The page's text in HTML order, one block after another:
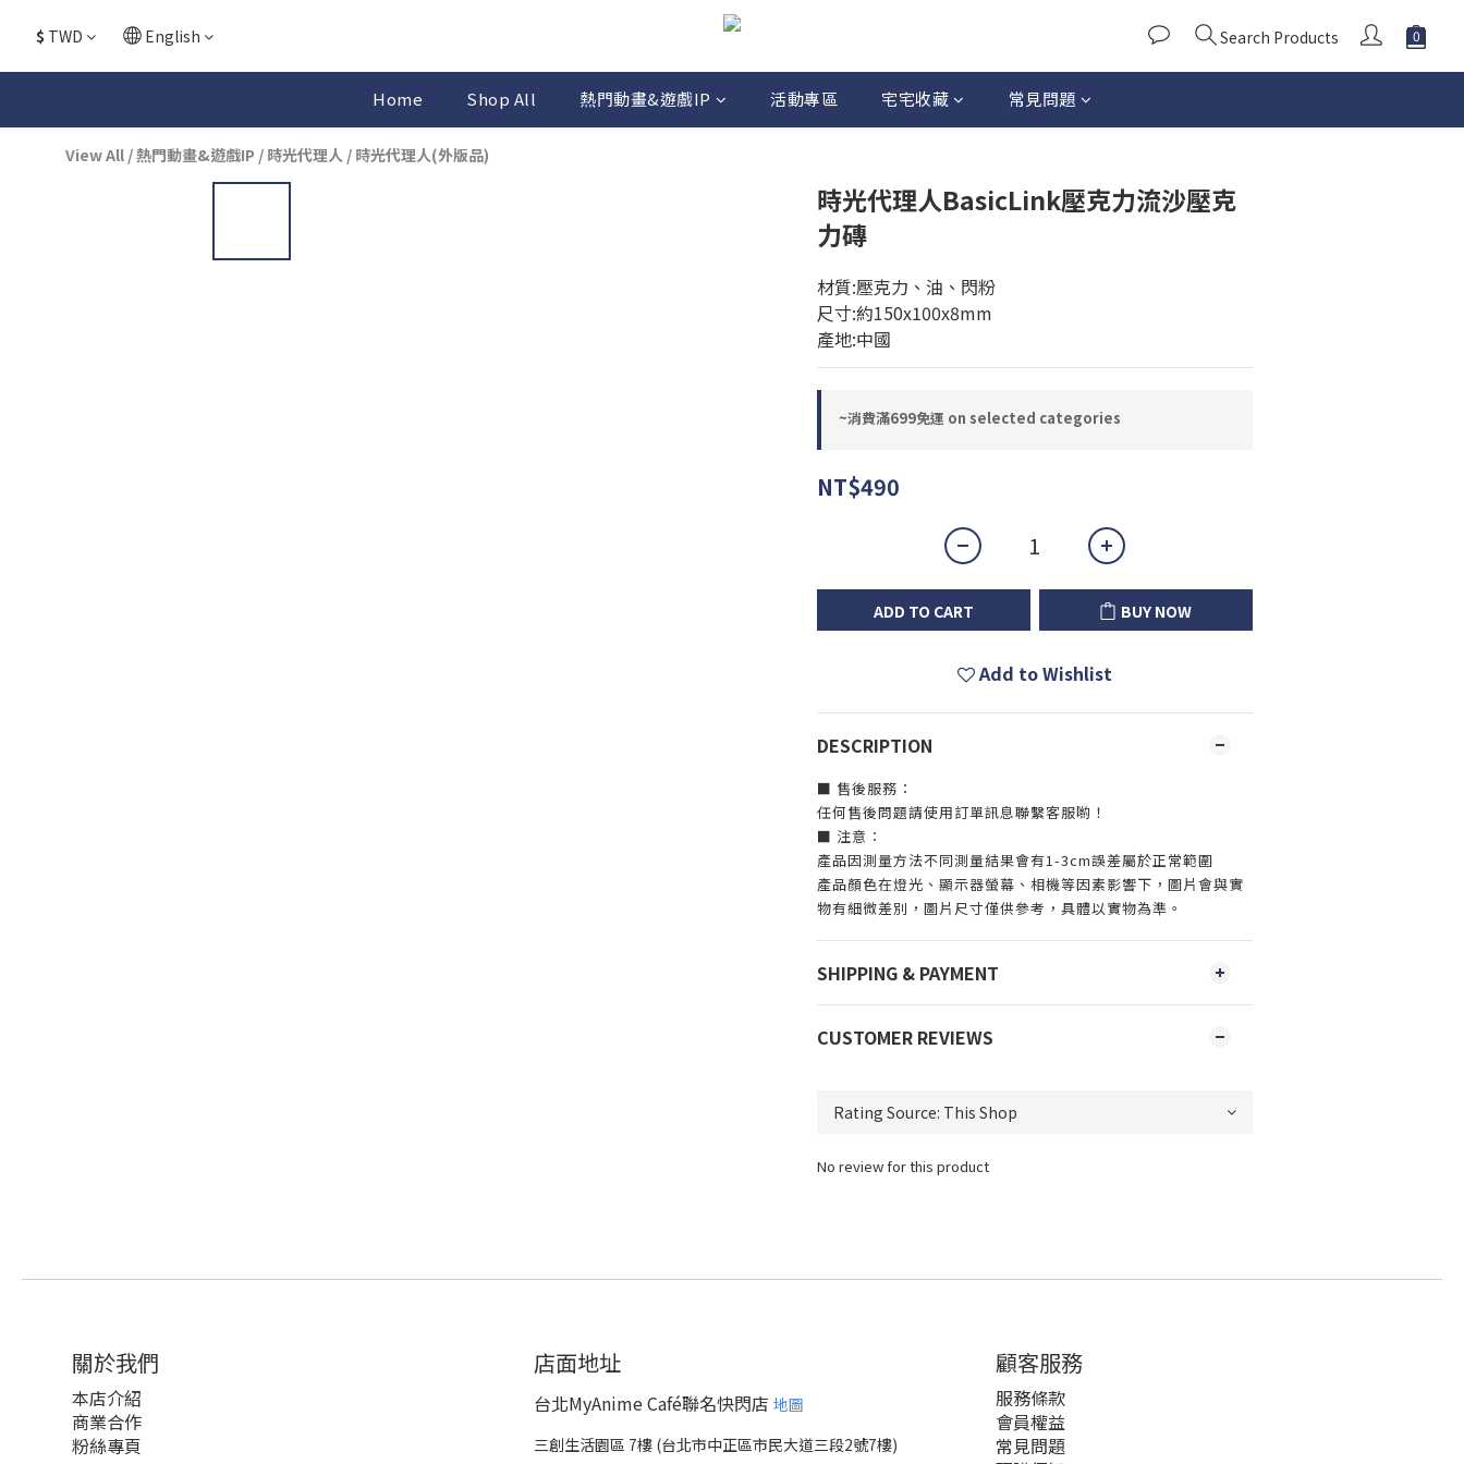
$ TWD English Search Products
Home Shop All 熱門動畫&遊戲IP 活動專區 宅宅收藏 常見問題
View All /熱門動畫&遊戲IP / 時光代理人 / 時光代理人(外版品)
時光代理人BasicLink壓克力流沙壓克
力磚
材質:壓克力、油、閃粉
尺寸:約150x100x8mm
產地:中國
~消費滿699免運 on selected categories
NT$490
ADD TO CART BUY NOW
Add to Wishlist
DESCRIPTION
■ 售後服務：
任何售後問題請使用訂單訊息聯繫客服喲！
■ 注意：
產品因測量方法不同測量結果會有1-3cm誤差屬於正常範圍
產品顏色在燈光、顯示器螢幕、相機等因素影響下，圖片會與實
物有細微差別，圖片尺寸僅供參考，具體以實物為準。
SHIPPING & PAYMENT
CUSTOMER REVIEWS
No review for this product
關於我們
本店介紹
商業合作
粉絲專頁
店面地址
台北MyAnime Café聯名快閃店 地圖
三創生活園區 7樓 (台北市中正區市民大道三段2號7樓)
顧客服務
服務條款
會員權益
常見問題